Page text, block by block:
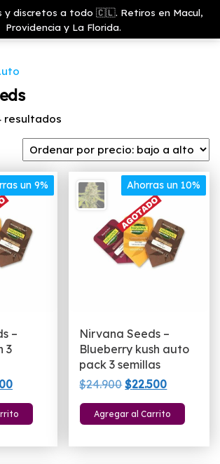
y discretos a todo 🇨🇱. Retiros en Macul,
Providencia y La Florida.
Growshop
& LED
Store
resultados
precio:
alto
un 9%
–
3
El
precio
actual
Ahorras un 10%
Nirvana Seeds –
Blueberry kush auto
pack 3 semillas
$24.900El
precio
original
$22.500El
precio
actual
Agregar al Carrito